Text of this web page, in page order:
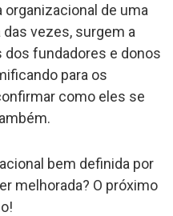
de uma
vezes, surgem a
dos fundadores e donos
para os
como eles se
bem definida por
melhorada? O próximo